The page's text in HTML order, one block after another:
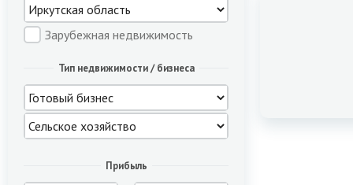
Зарубежная недвижимость
Тип недвижимости / бизнеса
Прибыль